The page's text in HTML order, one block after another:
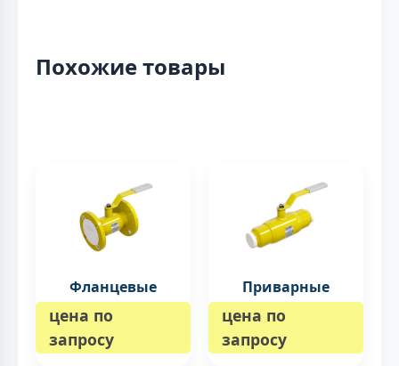
Похожие товары
Фланцевые
цена по
запросу
Приварные
цена по
запросу